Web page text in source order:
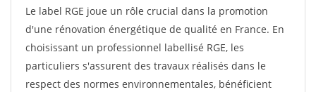
Le label RGE joue un rôle crucial dans la promotion
d'une rénovation énergétique de qualité en France. En
choisissant un professionnel labellisé RGE, les
particuliers s'assurent des travaux réalisés dans le
respect des normes environnementales, bénéficient